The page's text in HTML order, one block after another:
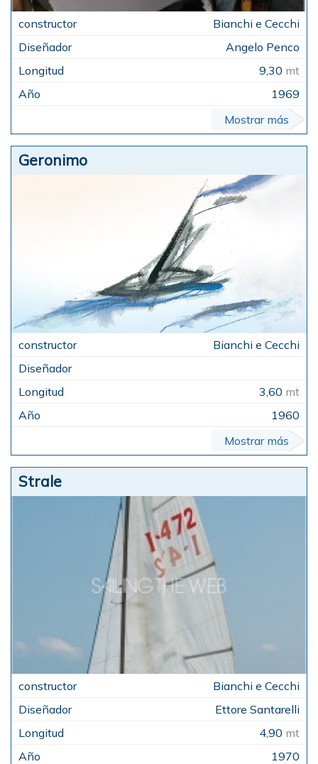
Bianchi e Cecchi
Angelo Penco
9,30 mt
1969
Mostrar más
Geronimo
Bianchi e Cecchi
3,60 mt
1960
Mostrar más
Strale
Bianchi e Cecchi
Ettore Santarelli
4,90 mt
1970